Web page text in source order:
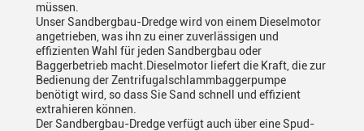
müssen.
Unser Sandbergbau-Dredge wird von einem Dieselmotor
angetrieben, was ihn zu einer zuverlässigen und
effizienten Wahl für jeden Sandbergbau oder
Baggerbetrieb macht.Dieselmotor liefert die Kraft, die zur
Bedienung der Zentrifugalschlammbaggerpumpe
benötigt wird, so dass Sie Sand schnell und effizient
extrahieren können.
Der Sandbergbau-Dredge verfügt auch über eine Spud-